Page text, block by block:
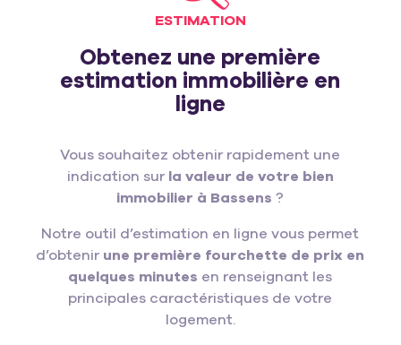
ESTIMATION
Obtenez une première
estimation immobilière en
ligne
Vous souhaitez obtenir rapidement une
indication sur la valeur de votre bien
immobilier à Bassens ?
Notre outil d’estimation en ligne vous permet
d’obtenir une première fourchette de prix en
quelques minutes en renseignant les
principales caractéristiques de votre
logement.